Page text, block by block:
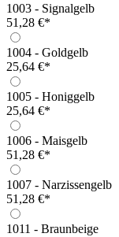
1003 - Signalgelb
51,28 €*
1004 - Goldgelb
25,64 €*
1005 - Honiggelb
25,64 €*
1006 - Maisgelb
51,28 €*
1007 - Narzissengelb
51,28 €*
1011 - Braunbeige